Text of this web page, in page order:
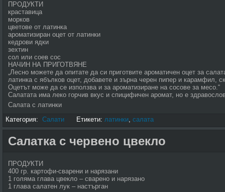
ПРОДУКТИ
краставица
морков
цветове от латинка
ароматизиран оцет от латинки
кедрови ядки
зехтин
сол или соев сос
НАЧИН НА ПРИГОТВЯНЕ
„Лесно можете да опитате да си приготвите ароматичен оцет за
латинка с ябълков оцет, добавете и зърна черен пипер и карамфил,
Оцетът може да се използва и за ароматизиране на сосове за месо.“
Салатата има леко горчив вкус и спицифичен аромат, но е
Салата с латинки
Категория: Салати Етикети: латинки, салата
Салатка с червено цвекло
ПРОДУКТИ
400 гр. картофи-сварени и нарязани
1 голяма глава цвекло – сварено и нарязано
1 глава салатен лук – настърган